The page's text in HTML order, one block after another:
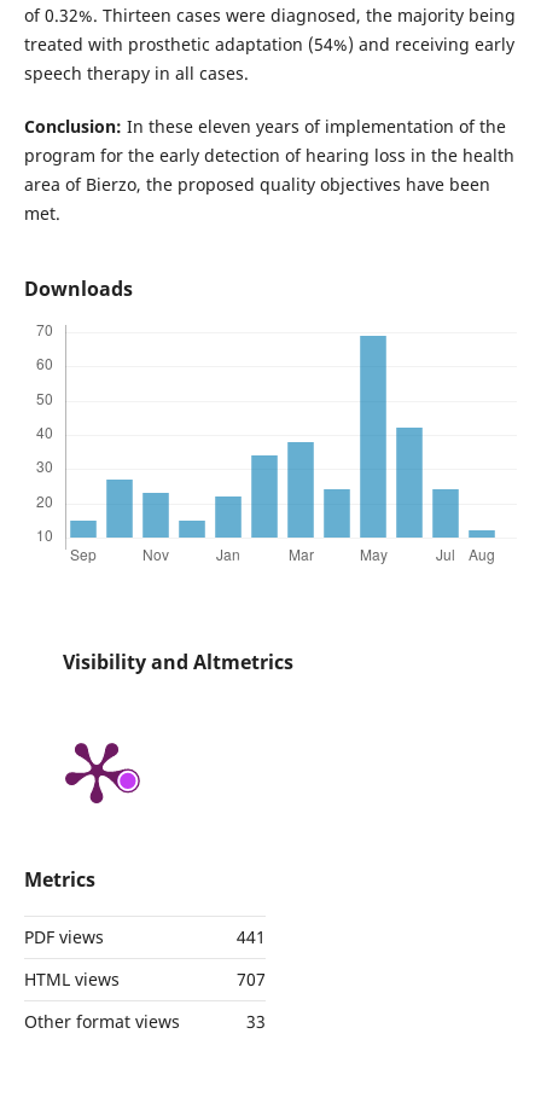
of 0.32%. Thirteen cases were diagnosed, the majority being
treated with prosthetic adaptation (54%) and receiving early
speech therapy in all cases.
Conclusion: In these eleven years of implementation of the
program for the early detection of hearing loss in the health
area of ​​Bierzo, the proposed quality objectives have been
met.
Downloads
Visibility and Altmetrics
Metrics
PDF views
441
HTML views
707
Other format views
33